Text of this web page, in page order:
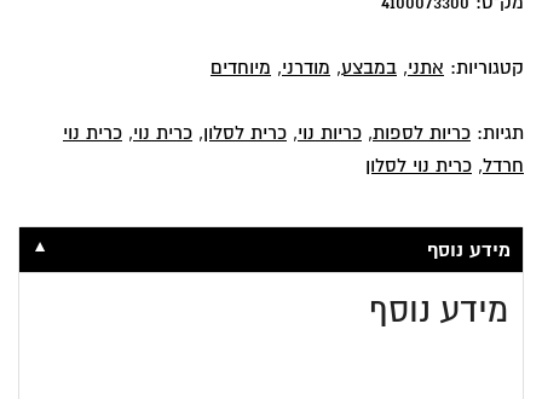
קטגוריות: אתני, במבצע, מודרני, מיוחדים
תגיות: כריות לספות, כריות נוי, כרית לסלון, כרית נוי, כרית נוי
חרדל, כרית נוי לסלון
מידע נוסף ▼
מידע נוסף